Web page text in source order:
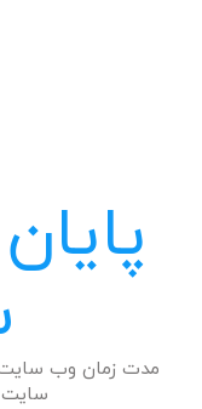
مدت زمان وب سایت
سایت